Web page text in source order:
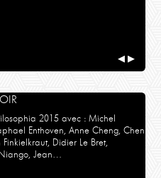
◀ ▶
2015 avec : Michel
Enthoven, Anne Cheng, Chen
Didier Le Bret,
Jean…